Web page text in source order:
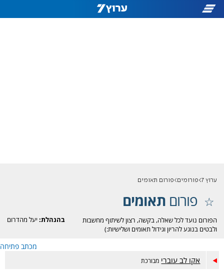
ערוץ 7 פורומים פורום תאומים
פורום תאומים
בהנהלת: יעל מהדרום
הפורום נועד לכל שאלה, בקשה, רצון לשיתוף מחשבות
ולבטים בנוגע להריון וגידול תאומים ושלישיות:)
מכתב פתיחה
אקו לב עוברי מבורכת